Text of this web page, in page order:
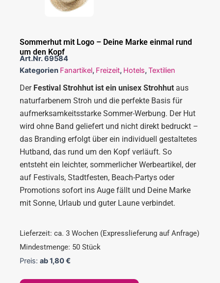
Sommerhut mit Logo – Deine Marke einmal rund
um den Kopf
Art.Nr.69584
Kategorien Fanartikel, Freizeit, Hotels, Textilien
Der Festival Strohhut ist ein unisex Strohhut aus
naturfarbenem Stroh und die perfekte Basis für
aufmerksamkeitsstarke Sommer-Werbung. Der Hut
wird ohne Band geliefert und nicht direkt bedruckt –
das Branding erfolgt über ein individuell gestaltetes
Hutband, das rund um den Kopf verläuft. So
entsteht ein leichter, sommerlicher Werbeartikel, der
auf Festivals, Stadtfesten, Beach-Partys oder
Promotions sofort ins Auge fällt und Deine Marke
mit Sonne, Urlaub und guter Laune verbindet.
Lieferzeit: ca. 3 Wochen (Expresslieferung auf Anfrage)
Mindestmenge: 50 Stück
Preis: ab1,80€